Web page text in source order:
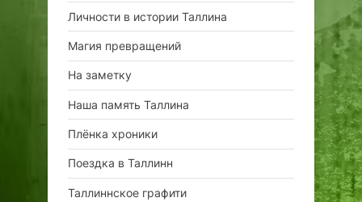
Личности в истории Таллина
Магия превращений
На заметку
Наша память Таллина
Плёнка хроники
Поездка в Таллинн
Таллиннское графити